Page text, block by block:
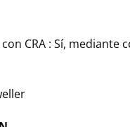
CRA : Sí, mediante